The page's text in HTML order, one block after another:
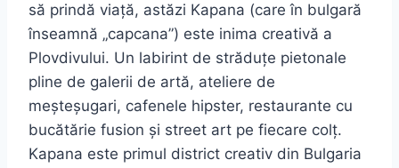
să prindă viață, astăzi Kapana (care în bulgară
înseamnă „capcana”) este inima creativă a
Plovdivului. Un labirint de străduțe pietonale
pline de galerii de artă, ateliere de
meșteșugari, cafenele hipster, restaurante cu
bucătărie fusion și street art pe fiecare colț.
Kapana este primul district creativ din Bulgaria